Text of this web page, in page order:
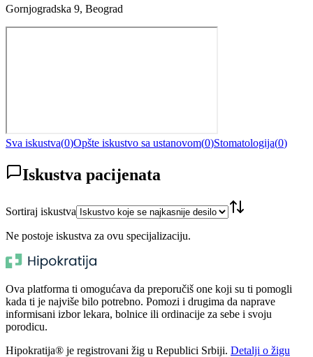
Gornjogradska 9, Beograd
Sva iskustva(0)Opšte iskustvo sa ustanovom(0)Stomatologija(0)
Iskustva pacijenata
Sortiraj iskustva
Ne postoje iskustva za ovu specijalizaciju.
Ova platforma ti omogućava da preporučiš one koji su ti pomogli
kada ti je najviše bilo potrebno. Pomozi i drugima da naprave
informisani izbor lekara, bolnice ili ordinacije za sebe i svoju
porodicu.
Hipokratija® je registrovani žig u Republici Srbiji. Detalji o žigu